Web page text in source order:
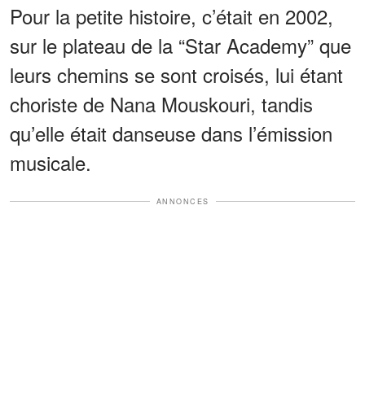
Pour la petite histoire, c’était en 2002,
sur le plateau de la “Star Academy” que
leurs chemins se sont croisés, lui étant
choriste de Nana Mouskouri, tandis
qu’elle était danseuse dans l’émission
musicale.
ANNONCES